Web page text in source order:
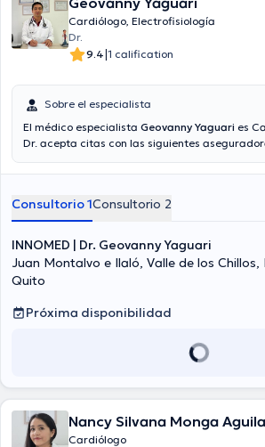
Cardiólogo, Electrofisiología
Dr.
9.4|1 calification
Sobre el especialista
El médico especialista Geovanny Yaguari es
Dr. acepta citas con las siguientes
consultorio abarca todo lo relacionado con
Consultorio 1Consultorio 2
INNOMED | Dr. Geovanny Yaguari
Juan Montalvo e Ilaló, Valle de los
Quito
Próxima disponibilidad
Nancy Silvana Monga
Cardiólogo